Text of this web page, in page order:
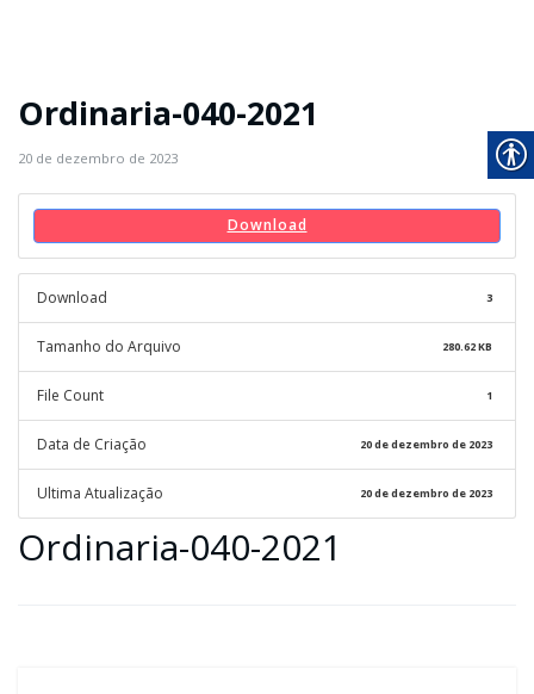
Ordinaria-040-2021
20 de dezembro de 2023
Download
Download 3
Tamanho do Arquivo 280.62 KB
File Count 1
Data de Criação 20 de dezembro de 2023
Ultima Atualização 20 de dezembro de 2023
Ordinaria-040-2021